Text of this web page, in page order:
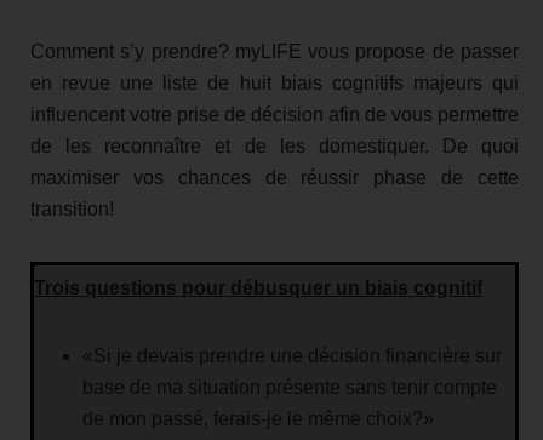
Comment s’y prendre? myLIFE vous propose de passer
en revue une liste de huit biais cognitifs majeurs qui
influencent votre prise de décision afin de vous permettre
de les reconnaître et de les domestiquer. De quoi
maximiser vos chances de réussir phase de cette
transition!
Trois questions pour débusquer un biais cognitif
«Si je devais prendre une décision financière sur
base de ma situation présente sans tenir compte
de mon passé, ferais-je le même choix?»